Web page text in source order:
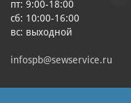
пт: 9:00-18:00
сб: 10:00-16:00
вс: выходной
infospb@sewservice.ru